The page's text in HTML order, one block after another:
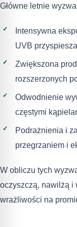
Główne letnie
Intensywna
UVB
Zwiększona
rozszerzonych
Odwodnienie
częstymi
Podrażnienia i
przegrzaniem i
W obliczu tych
oczyszczą, nawilżą i
wrażliwości na